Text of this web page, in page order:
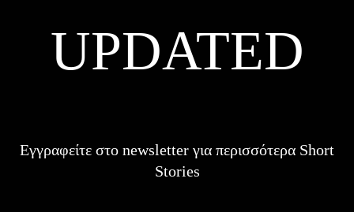
UPDATED
Εγγραφείτε στο newsletter για περισσότερα Short
Stories